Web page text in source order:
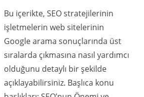
Bu içerikte, SEO stratejilerinin
işletmelerin web sitelerinin
Google arama sonuçlarında üst
sıralarda çıkmasına nasıl yardımcı
olduğunu detaylı bir şekilde
açıklayabilirsiniz. Başlıca konu